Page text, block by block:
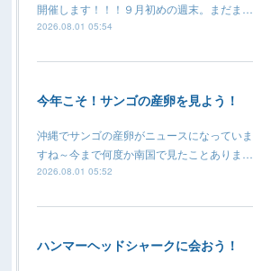
開催します！！！９月初めの週末。まだま…
2026.08.01 05:54
今年こそ！サンゴの産卵を見よう！
沖縄でサンゴの産卵がニュースになっていま
すね～今まで何度か南国で見たことありま…
2026.08.01 05:52
ハンマーヘッドシャークに会おう！